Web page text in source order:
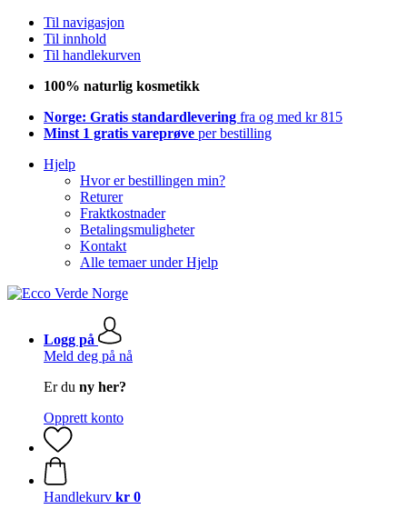
Til navigasjon
Til innhold
Til handlekurven
100% naturlig kosmetikk
Norge: Gratis standardlevering fra og med kr 815
Minst 1 gratis vareprøve per bestilling
Hjelp
Hvor er bestillingen min?
Returer
Fraktkostnader
Betalingsmuligheter
Kontakt
Alle temaer under Hjelp
Logg på
Meld deg på nå
Er du ny her?
Opprett konto
Handlekurv kr 0